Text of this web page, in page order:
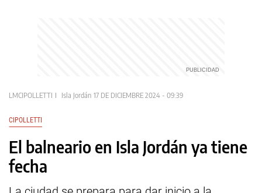
LMCIPOLLETTI Isla Jordán 17 DE DICIEMBRE 2024 - 09:39
CIPOLLETTI
El balneario en Isla Jordán ya tiene
fecha